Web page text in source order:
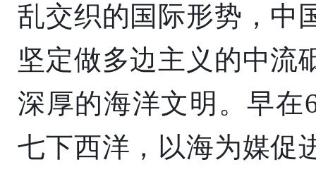
乱交织的国际形势，中
坚定做多边主义的中流
深厚的海洋文明。早在
七下西洋，以海为媒促